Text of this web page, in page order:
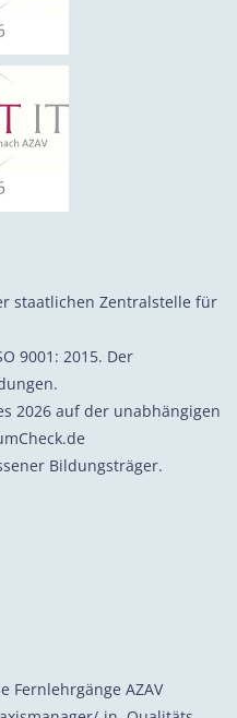
staatlichen Zentralstelle für
9001: 2015. Der
2026 auf der unabhängigen
Bildungsträger.
Fernlehrgänge AZAV